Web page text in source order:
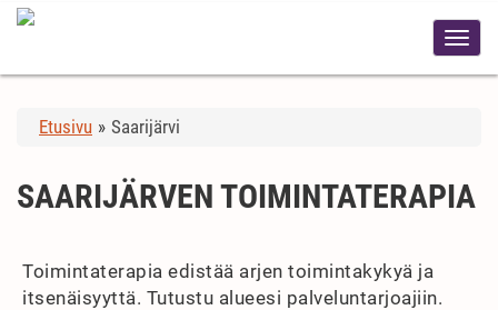
Etusivu » Saarijärvi
SAARIJÄRVEN TOIMINTATERAPIA
Toimintaterapia edistää arjen toimintakykyä ja
itsenäisyyttä. Tutustu alueesi palveluntarjoajiin.